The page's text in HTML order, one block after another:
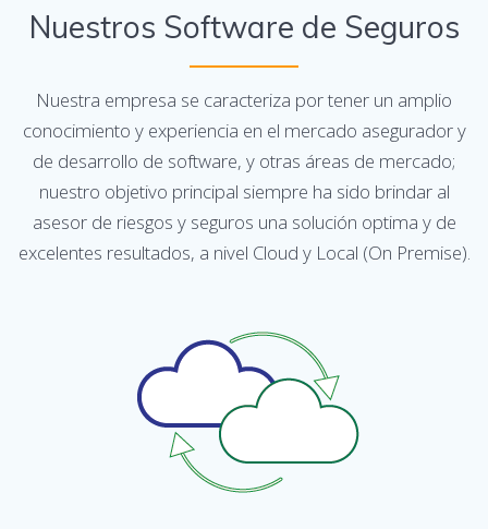
Nuestros Software de Seguros
Nuestra empresa se caracteriza por tener un amplio
conocimiento y experiencia en el mercado asegurador y
de desarrollo de software, y otras áreas de mercado;
nuestro objetivo principal siempre ha sido brindar al
asesor de riesgos y seguros una solución optima y de
excelentes resultados, a nivel Cloud y Local (On Premise).